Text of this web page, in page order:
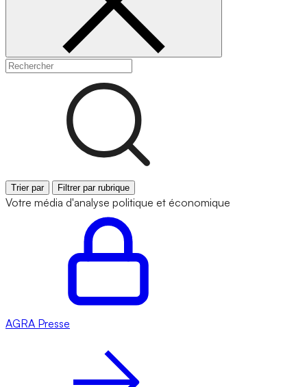
Trier par Filtrer par rubrique
Votre média d'analyse politique et économique
AGRA Presse